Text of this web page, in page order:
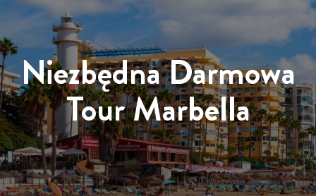
Niezbędna Darmowa
Tour Marbella